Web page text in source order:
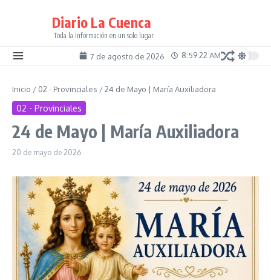
Diario La Cuenca
Toda la Información en un solo lugar
7 de agosto de 2026 8:59:23 AM
Inicio / 02 - Provinciales /24 de Mayo | María Auxiliadora
02 - Provinciales
24 de Mayo | María Auxiliadora
20 de mayo de 2026